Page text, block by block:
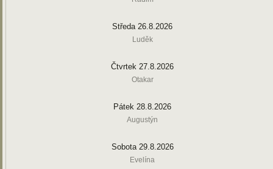
Středa 26.8.2026
Luděk
Čtvrtek 27.8.2026
Otakar
Pátek 28.8.2026
Augustýn
Sobota 29.8.2026
Evelína